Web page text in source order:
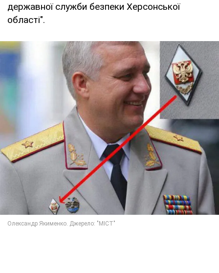
державної служби безпеки Херсонської
області".